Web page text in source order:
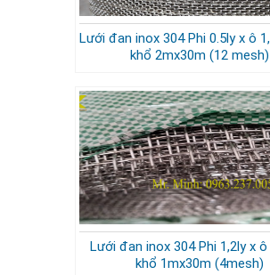
Lưới đan inox 304 Phi 0.5ly x ô
khổ 2mx30m (12 mesh)
Lưới đan inox 304 Phi 1,2ly x ô
khổ 1mx30m (4mesh)